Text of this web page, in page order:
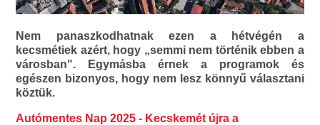
Nem panaszkodhatnak ezen a hétvégén a
kecsmétiek azért, hogy „semmi nem történik ebben a
városban". Egymásba érnek a programok és
egészen bizonyos, hogy nem lesz könnyű választani
köztük.
Autómentes Nap 2025 - Kecskemét újra a